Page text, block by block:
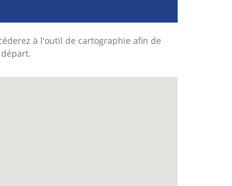
à l'outil de cartographie afin de